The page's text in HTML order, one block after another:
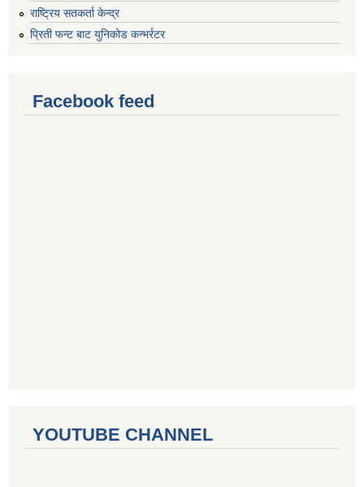
राष्ट्रिय सतकर्ता केन्द्र
प्रिती फन्ट बाट युनिकोड कन्भर्रटर
Facebook feed
YOUTUBE CHANNEL